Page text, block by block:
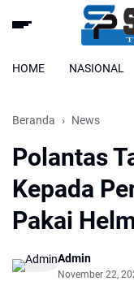
HOME NASIONAL
Beranda News
Polantas
Kepada
Pakai
Admin
November 22,